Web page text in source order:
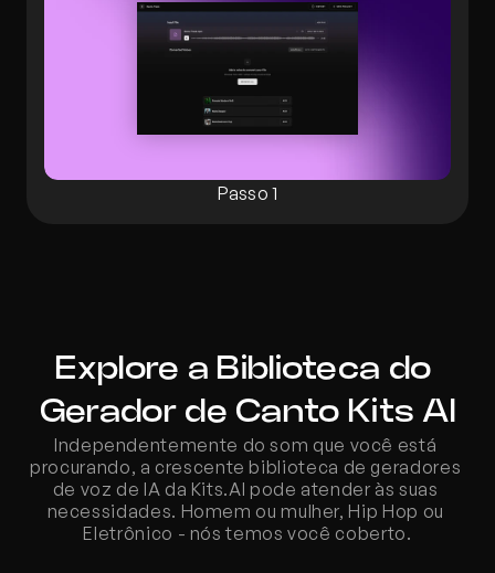
Passo 1
Explore a Biblioteca do
Gerador de Canto Kits AI
Independentemente do som que você está
procurando, a crescente biblioteca de geradores
de voz de IA da Kits.AI pode atender às suas
necessidades. Homem ou mulher, Hip Hop ou
Eletrônico - nós temos você coberto.